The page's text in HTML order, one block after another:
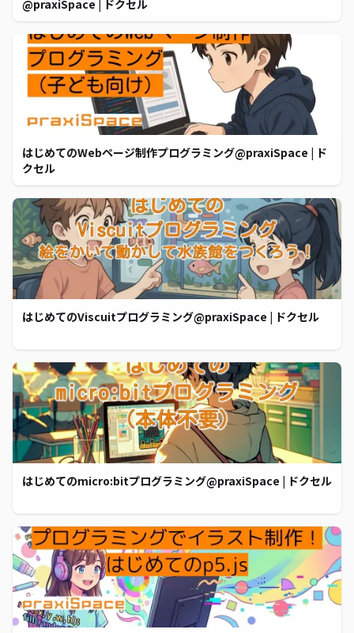
@praxiSpace | ドクセル
はじめてのWebページ制作プログラミング@praxiSpace | ド
クセル
はじめてのViscuitプログラミング@praxiSpace | ドクセル
はじめてのmicro:bitプログラミング@praxiSpace | ドクセル